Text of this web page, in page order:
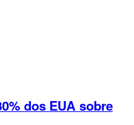
dos EUA sobre